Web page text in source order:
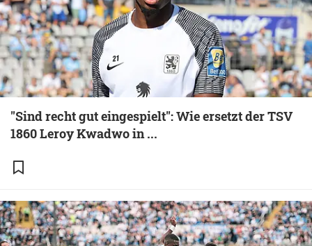
"Sind recht gut eingespielt": Wie ersetzt der TSV
1860 Leroy Kwadwo in ...